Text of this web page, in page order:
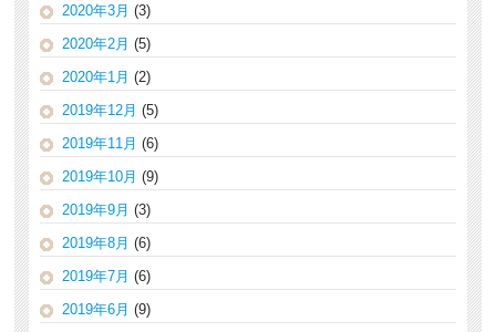
2020年3月 (3)
2020年2月 (5)
2020年1月 (2)
2019年12月 (5)
2019年11月 (6)
2019年10月 (9)
2019年9月 (3)
2019年8月 (6)
2019年7月 (6)
2019年6月 (9)